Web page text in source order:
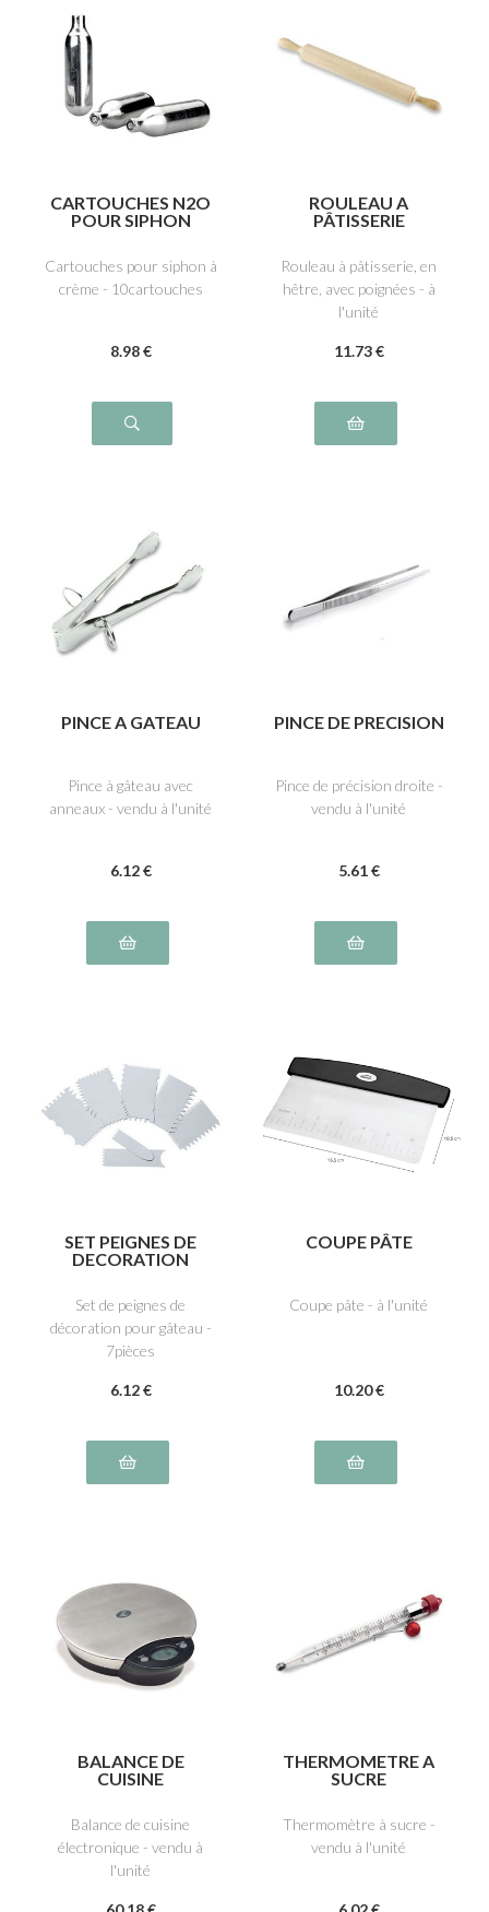
CARTOUCHES N2O
POUR SIPHON
Cartouches pour siphon à
crème - 10cartouches
8.98 €
ROULEAU A
PÂTISSERIE
Rouleau à pâtisserie, en
hêtre, avec poignées - à
l'unité
11.73 €
PINCE A GATEAU
Pince à gâteau avec
anneaux - vendu à l'unité
6.12 €
PINCE DE PRECISION
Pince de précision droite -
vendu à l'unité
5.61 €
SET PEIGNES DE
DECORATION
Set de peignes de
décoration pour gâteau -
7pièces
6.12 €
COUPE PÂTE
Coupe pâte - à l'unité
10.20 €
BALANCE DE
CUISINE
Balance de cuisine
électronique - vendu à
l'unité
THERMOMETRE A
SUCRE
Thermomètre à sucre -
vendu à l'unité